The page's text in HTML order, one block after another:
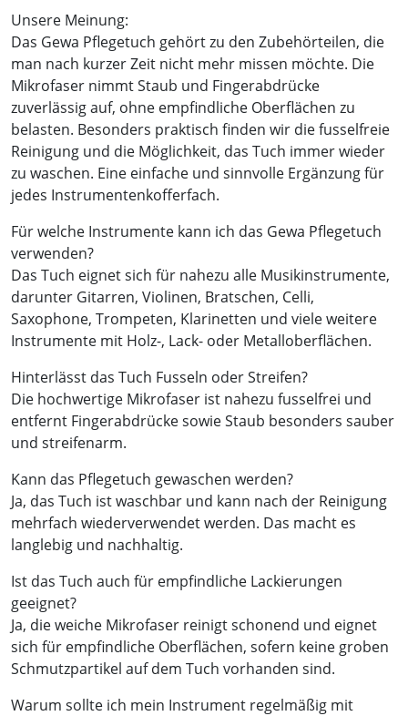
Unsere Meinung:
Das Gewa Pflegetuch gehört zu den Zubehörteilen, die
man nach kurzer Zeit nicht mehr missen möchte. Die
Mikrofaser nimmt Staub und Fingerabdrücke
zuverlässig auf, ohne empfindliche Oberflächen zu
belasten. Besonders praktisch finden wir die fusselfreie
Reinigung und die Möglichkeit, das Tuch immer wieder
zu waschen. Eine einfache und sinnvolle Ergänzung für
jedes Instrumentenkofferfach.
Für welche Instrumente kann ich das Gewa Pflegetuch
verwenden?
Das Tuch eignet sich für nahezu alle Musikinstrumente,
darunter Gitarren, Violinen, Bratschen, Celli,
Saxophone, Trompeten, Klarinetten und viele weitere
Instrumente mit Holz-, Lack- oder Metalloberflächen.
Hinterlässt das Tuch Fusseln oder Streifen?
Die hochwertige Mikrofaser ist nahezu fusselfrei und
entfernt Fingerabdrücke sowie Staub besonders sauber
und streifenarm.
Kann das Pflegetuch gewaschen werden?
Ja, das Tuch ist waschbar und kann nach der Reinigung
mehrfach wiederverwendet werden. Das macht es
langlebig und nachhaltig.
Ist das Tuch auch für empfindliche Lackierungen
geeignet?
Ja, die weiche Mikrofaser reinigt schonend und eignet
sich für empfindliche Oberflächen, sofern keine groben
Schmutzpartikel auf dem Tuch vorhanden sind.
Warum sollte ich mein Instrument regelmäßig mit